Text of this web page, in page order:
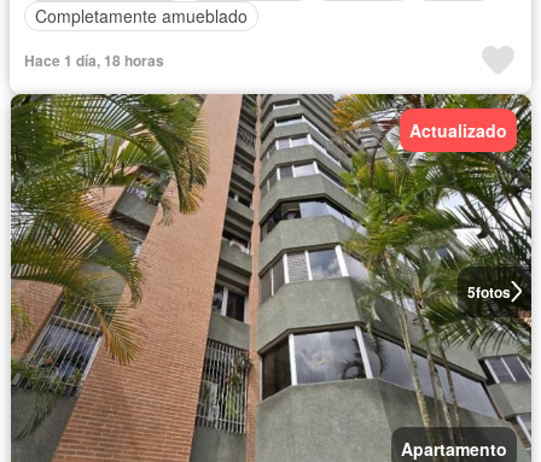
Completamente amueblado
Hace 1 día, 18 horas
5fotos
Actualizado
Apartamento